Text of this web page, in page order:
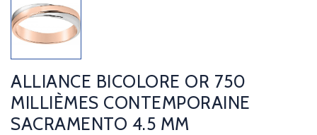
ALLIANCE BICOLORE OR 750
MILLIÈMES CONTEMPORAINE
SACRAMENTO 4.5 MM